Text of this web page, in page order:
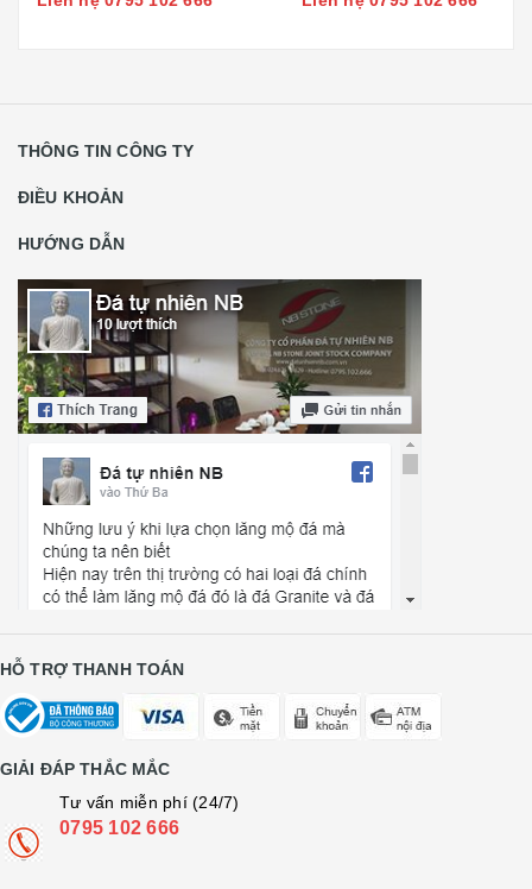
THÔNG TIN CÔNG TY
ĐIỀU KHOẢN
HƯỚNG DẪN
HỖ TRỢ THANH TOÁN
GIẢI ĐÁP THẮC MẮC
Tư vấn miễn phí (24/7)
0795 102 666